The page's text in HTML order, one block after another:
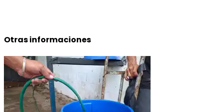
Otras informaciones